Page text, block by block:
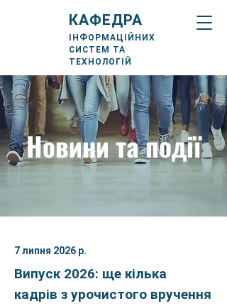
КАФЕДРА
ІНФОРМАЦІЙНИХ
СИСТЕМ ТА
ТЕХНОЛОГІЙ
Новини та події
7 липня 2026 р.
Випуск 2026: ще кілька
кадрів з урочистого вручення